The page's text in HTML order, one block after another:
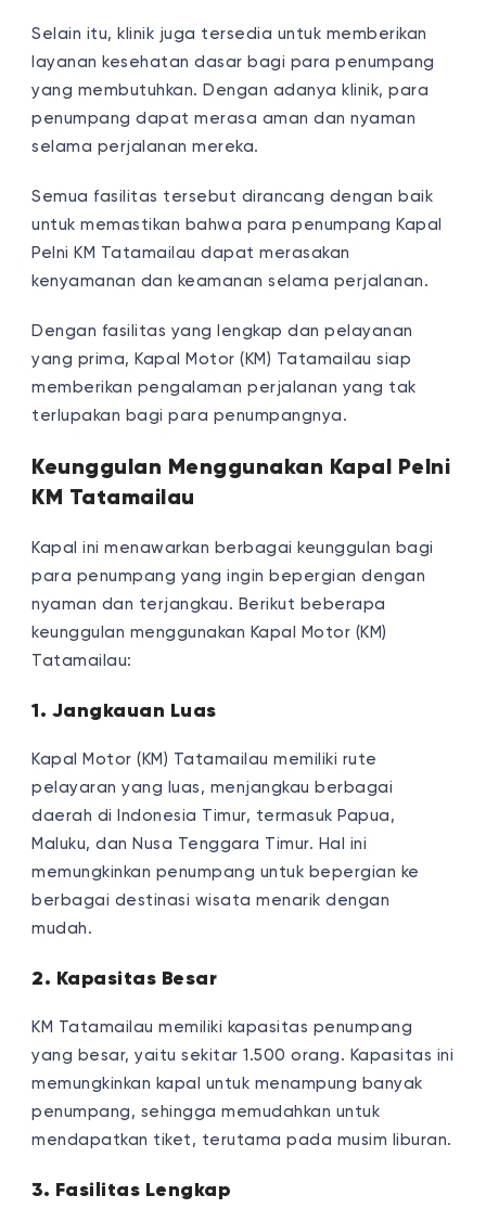
Selain itu, klinik juga tersedia untuk memberikan
layanan kesehatan dasar bagi para penumpang
yang membutuhkan. Dengan adanya klinik, para
penumpang dapat merasa aman dan nyaman
selama perjalanan mereka.
Semua fasilitas tersebut dirancang dengan baik
untuk memastikan bahwa para penumpang Kapal
Pelni KM Tatamailau dapat merasakan
kenyamanan dan keamanan selama perjalanan.
Dengan fasilitas yang lengkap dan pelayanan
yang prima, Kapal Motor (KM) Tatamailau siap
memberikan pengalaman perjalanan yang tak
terlupakan bagi para penumpangnya.
Keunggulan Menggunakan Kapal Pelni
KM Tatamailau
Kapal ini menawarkan berbagai keunggulan bagi
para penumpang yang ingin bepergian dengan
nyaman dan terjangkau. Berikut beberapa
keunggulan menggunakan Kapal Motor (KM)
Tatamailau:
1. Jangkauan Luas
Kapal Motor (KM) Tatamailau memiliki rute
pelayaran yang luas, menjangkau berbagai
daerah di Indonesia Timur, termasuk Papua,
Maluku, dan Nusa Tenggara Timur. Hal ini
memungkinkan penumpang untuk bepergian ke
berbagai destinasi wisata menarik dengan
mudah.
2. Kapasitas Besar
KM Tatamailau memiliki kapasitas penumpang
yang besar, yaitu sekitar 1.500 orang. Kapasitas ini
memungkinkan kapal untuk menampung banyak
penumpang, sehingga memudahkan untuk
mendapatkan tiket, terutama pada musim liburan.
3. Fasilitas Lengkap